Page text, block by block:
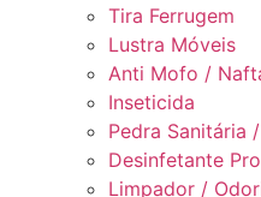
Tira Ferrugem
Lustra Móveis
Anti Mofo /
Inseticida
Pedra Sanitária
Desinfetante
Limpador /